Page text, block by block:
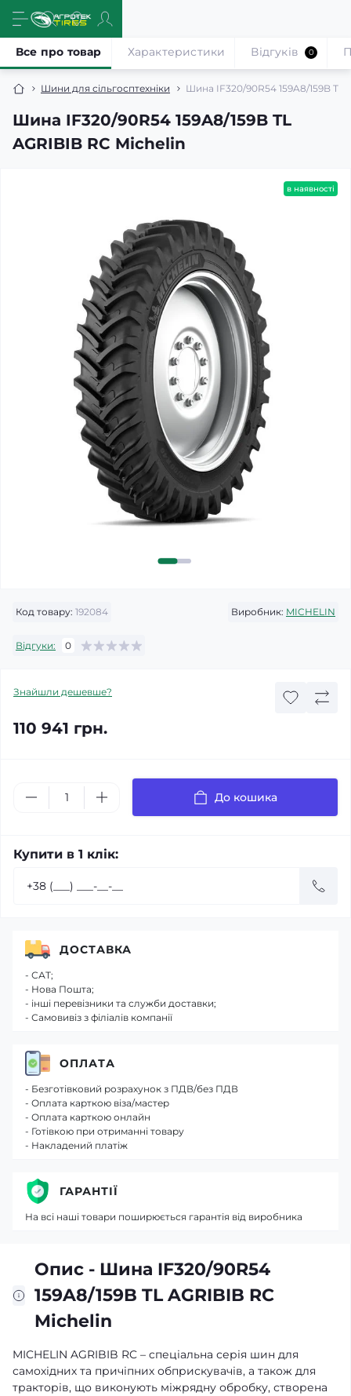
Шини для сільгосптехніки Шина IF320/90R54 159A8/159B TL
Шина IF320/90R54 159A8/159B TL
AGRIBIB RC Michelin
Все про товар Характеристики Відгуків 0
в наявності
Код товару: 192084 Виробник: MICHELIN
Відгуки: 0
Знайшли дешевше?
110 941 грн.
До кошика
Купити в 1 клік:
Опис - Шина IF320/90R54
159A8/159B TL AGRIBIB RC
Michelin
MICHELIN AGRIBIB RC – cпеціальна серія шин для
самохідних та причіпних обприскувачів, а також для
тракторів, що виконують міжрядну обробку, створена
ДОСТАВКА
- САТ;
- Нова Пошта;
- інші перевізники та служби доставки;
- Самовивіз з філіалів компанії
ОПЛАТА
- Безготівковий розрахунок з ПДВ/без ПДВ
- Оплата карткою віза/мастер
- Оплата карткою онлайн
- Готівкою при отриманні товару
- Накладений платіж
ГАРАНТІЇ
На всі наші товари поширюється гарантія від виробника